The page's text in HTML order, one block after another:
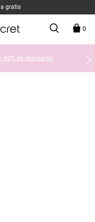
gratis
0
60% de descuento.